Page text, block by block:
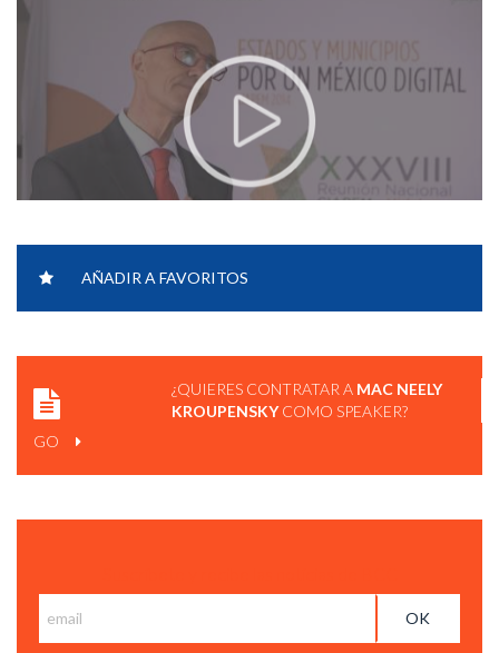
AÑADIR A FAVORITOS
¿QUIERES CONTRATAR A MAC NEELY
KROUPENSKYCOMO SPEAKER?
GO